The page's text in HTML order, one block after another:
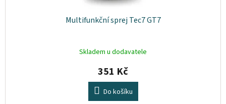
Multifunkční sprej Tec7 GT7
Skladem u dodavatele
351 Kč
Do košíku